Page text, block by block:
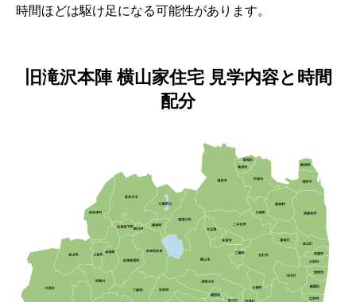
時間ほどは駆け足になる可能性があります。
旧滝沢本陣 横山家住宅 見学内容と時間
配分